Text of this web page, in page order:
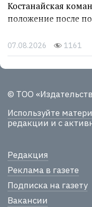
Костанайская
положение после
07.08.2026 1161
© ТОО
Используйте
редакции и с
Редакция
Реклама в газете
Подписка на газету
Вакансии